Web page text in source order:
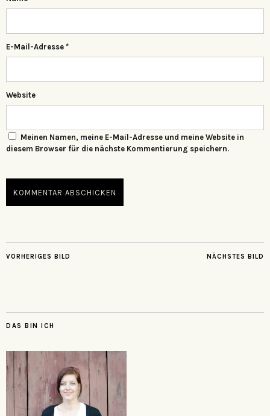
E-Mail-Adresse *
Website
Meinen Namen, meine E-Mail-Adresse und meine Website in
diesem Browser für die nächste Kommentierung speichern.
NÄCHSTES BILD
VORHERIGES BILD
DAS BIN ICH